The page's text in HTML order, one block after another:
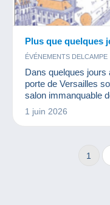
Plus que quelques
ÉVÉNEMENTS DELCAMPE
Dans quelques jours
porte de Versailles
salon immanquable
1 juin 2026
1